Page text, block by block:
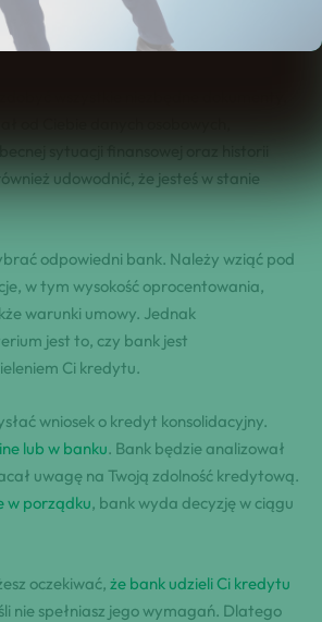
Jak szybko uzyskać
sytuacji finansowej oraz historii
udowodnić, że jesteś w stanie
odpowiedni bank. Należy wziąć pod
w tym wysokość oprocentowania,
warunki umowy. Jednak
jest to, czy bank jest
Ci kredytu.
wniosek o kredyt konsolidacyjny.
lub w banku. Bank będzie analizował
uwagę na Twoją zdolność kredytową.
w porządku, bank wyda decyzję w ciągu
oczekiwać, że bank udzieli Ci kredytu
nie spełniasz jego wymagań. Dlatego